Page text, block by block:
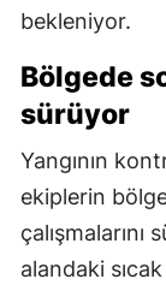
bekleniyor.
Bölgede
sürüyor
Yangının
ekiplerin
alandaki